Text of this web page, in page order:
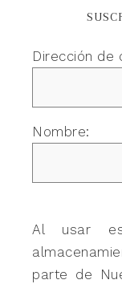
Dirección de
Nombre:
Al usar
parte de